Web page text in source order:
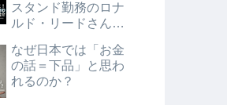
スタンド勤務のロナ
ルド・リードさんを
なぜ日本では「お金
の話＝下品」と思わ
れるのか？